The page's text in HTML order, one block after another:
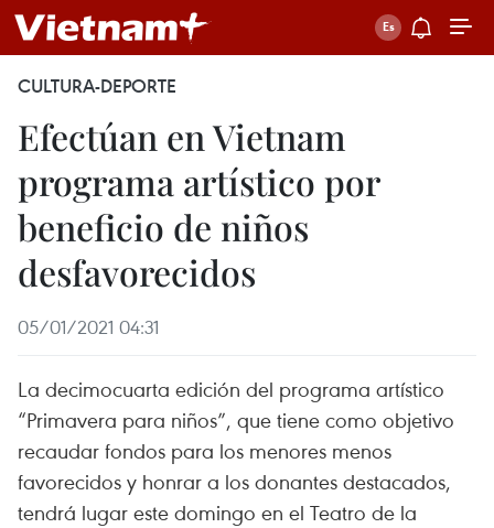
CULTURA-DEPORTE
Efectúan en Vietnam
programa artístico por
beneficio de niños
desfavorecidos
05/01/2021 04:31
La decimocuarta edición del programa artístico
“Primavera para niños”, que tiene como objetivo
recaudar fondos para los menores menos
favorecidos y honrar a los donantes destacados,
tendrá lugar este domingo en el Teatro de la